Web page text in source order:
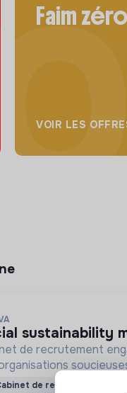
Faim zéro
VOIR LES
sustainability
de recrutement
pour un futur
de recrutement